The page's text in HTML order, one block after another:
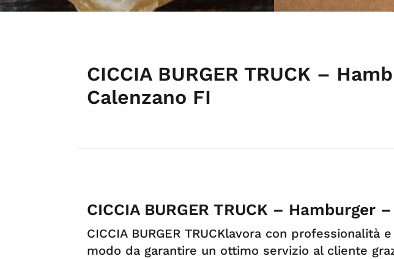
CICCIA BURGER TRUCK –
Calenzano FI
CICCIA BURGER TRUCK – Hamburger
CICCIA BURGER TRUCKlavora con professionalità
modo da garantire un ottimo servizio al cliente